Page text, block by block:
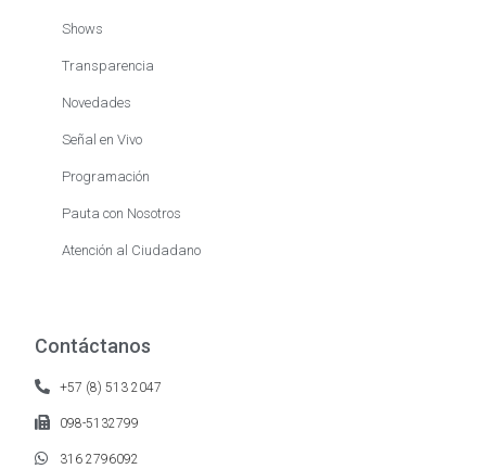
Shows
Transparencia
Novedades
Señal en Vivo
Programación
Pauta con Nosotros
Atención al Ciudadano
Contáctanos
+57 (8) 513 2047
098-5132799
316 2796092